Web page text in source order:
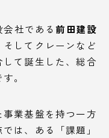
社である 前田建設
そしてクレーンなど
して誕生した、総合
。
業基盤を持つ一方
は、ある「課題」